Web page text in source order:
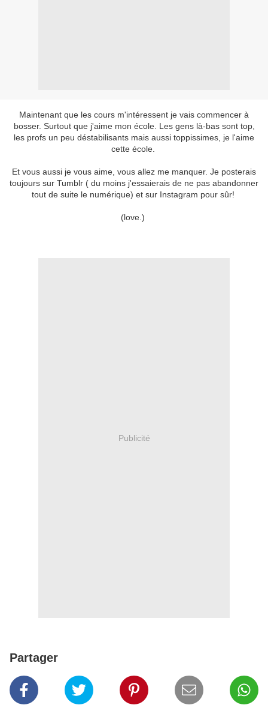
Maintenant que les cours m'intéressent je vais commencer à
bosser. Surtout que j'aime mon école. Les gens là-bas sont top,
les profs un peu déstabilisants mais aussi toppissimes, je l'aime
cette école.
Et vous aussi je vous aime, vous allez me manquer. Je posterais
toujours sur Tumblr ( du moins j'essaierais de ne pas abandonner
tout de suite le numérique) et sur Instagram pour sûr!
(love.)
Publicité
Partager